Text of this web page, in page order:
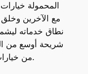
المحمولة
مع الآخرين
شريحة أوسع من
من خيارات المراهنة، وقسم كازينو متكامل.